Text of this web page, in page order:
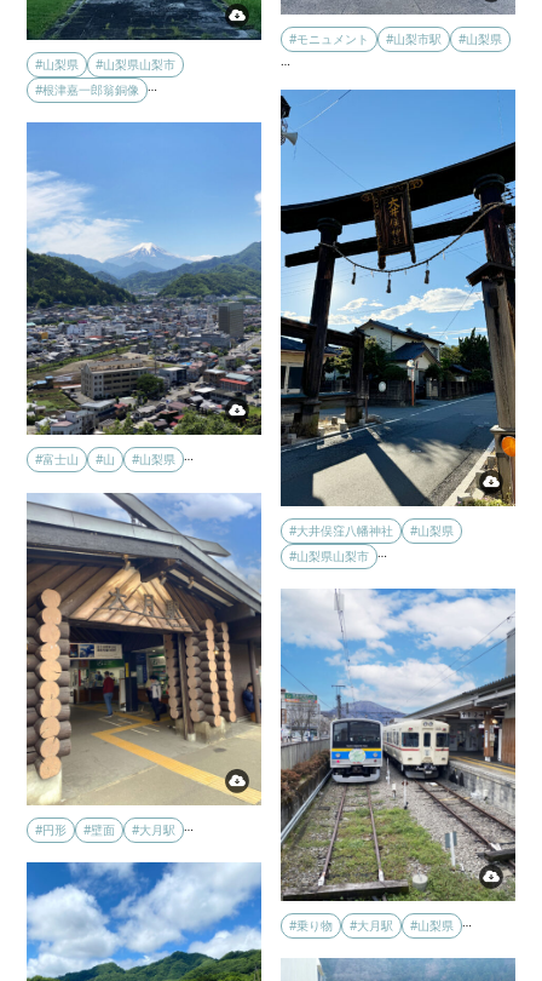
#モニュメント #山梨市駅
#山梨県
…
#山梨県
#山梨県山梨市
#根津嘉一郎翁銅像 …
#大井俣窪八幡神社
#山梨県
#山梨県山梨市 …
#富士山 #山 #山梨県 …
#円形 #壁面 #大月駅
#乗り物 #大月駅 #山梨県 …